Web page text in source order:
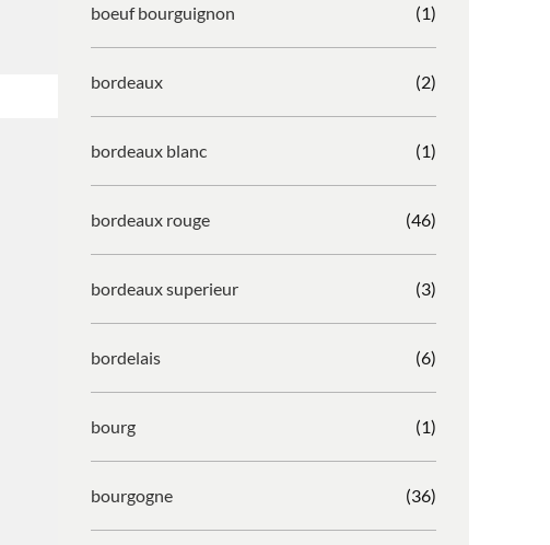
boeuf bourguignon (1)
bordeaux (2)
bordeaux blanc (1)
bordeaux rouge (46)
bordeaux superieur (3)
bordelais (6)
bourg (1)
bourgogne (36)